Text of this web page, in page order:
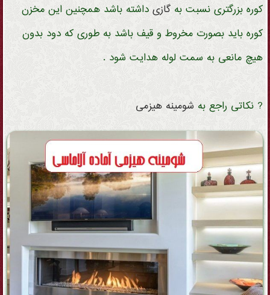
کوره بزرگتری نسبت به گازیداشته باشد همچنین این مخزن
کوره باید بصورت مخروط و قیف باشد به طوری که دود بدون
هیچ مانعی به سمت لوله هدایت شود .
? نکاتی راجع به شومینه هیزمی